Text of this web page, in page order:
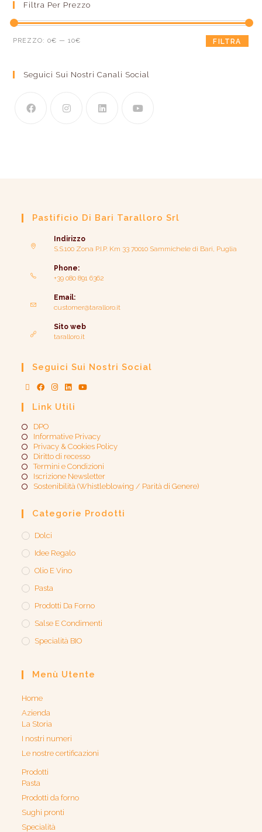
Filtra Per Prezzo
FILTRA
PREZZO:0€ —10€
Seguici Sui Nostri Canali Social
Pastificio Di Bari Taralloro Srl
Indirizzo
S.S.100 Zona P.I.P. Km 33 70010 Sammichele di Bari, Puglia
Phone:
+39 080 891 6362
Email:
customer@taralloro.it
Sito web
taralloro.it
Seguici Sui Nostri Social
Link Utili
DPO
Informative Privacy
Privacy & Cookies Policy
Diritto di recesso
Termini e Condizioni
Iscrizione Newsletter
Sostenibilità (Whistleblowing / Parità di Genere)​
Categorie Prodotti
Dolci
Idee Regalo
Olio E Vino
Pasta
Prodotti Da Forno
Salse E Condimenti
Specialità BIO
Menù Utente
Home
Azienda
La Storia
I nostri numeri
Le nostre certificazioni
Prodotti
Pasta
Prodotti da forno
Sughi pronti
Specialità